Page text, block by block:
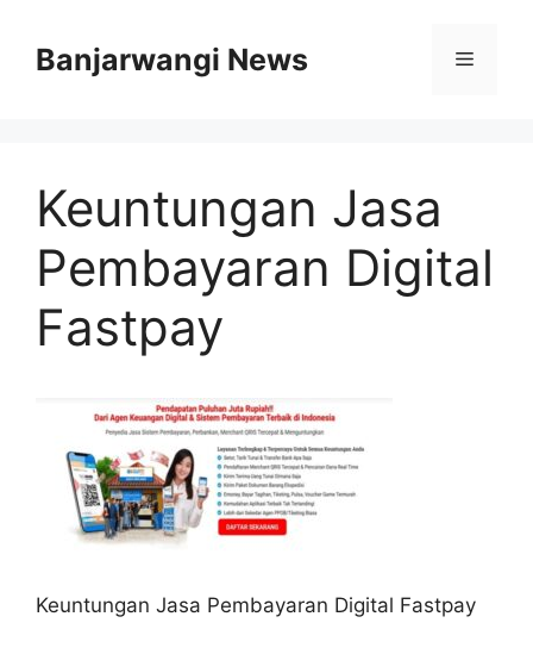
Banjarwangi News Menu
Keuntungan Jasa
Pembayaran Digital
Fastpay
Keuntungan Jasa Pembayaran Digital Fastpay